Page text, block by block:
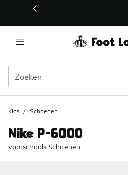
Deze link wordt geopend in een
Kids / Schoenen
Nike P-6000
voorschools Schoenen